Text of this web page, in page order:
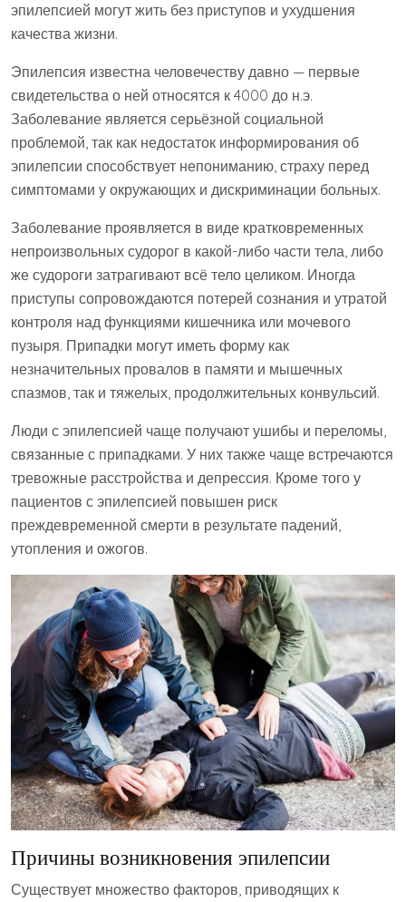
эпилепсией могут жить без приступов и ухудшения
качества жизни.
Эпилепсия известна человечеству давно — первые
свидетельства о ней относятся к 4000 до н.э.
Заболевание является серьёзной социальной
проблемой, так как недостаток информирования об
эпилепсии способствует непониманию, страху перед
симптомами у окружающих и дискриминации больных.
Заболевание проявляется в виде кратковременных
непроизвольных судорог в какой-либо части тела, либо
же судороги затрагивают всё тело целиком. Иногда
приступы сопровождаются потерей сознания и утратой
контроля над функциями кишечника или мочевого
пузыря. Припадки могут иметь форму как
незначительных провалов в памяти и мышечных
спазмов, так и тяжелых, продолжительных конвульсий.
Люди с эпилепсией чаще получают ушибы и переломы,
связанные с припадками. У них также чаще встречаются
тревожные расстройства и депрессия. Кроме того у
пациентов с эпилепсией повышен риск
преждевременной смерти в результате падений,
утопления и ожогов.
Причины возникновения эпилепсии
Существует множество факторов, приводящих к